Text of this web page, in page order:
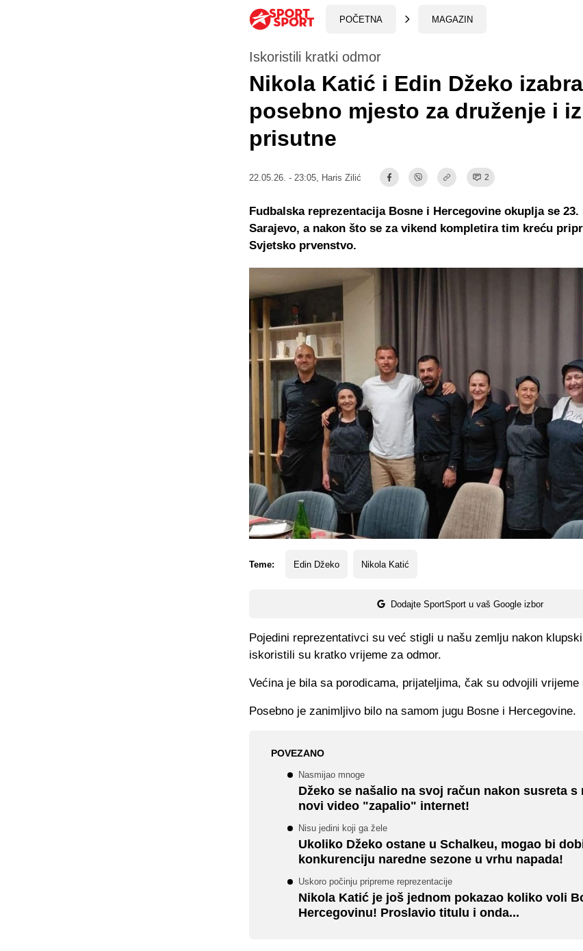
POČETNA MAGAZIN
Iskoristili kratki odmor
Nikola Katić i Edin Džeko
posebno mjesto za druženje i
prisutne
22.05.26. - 23:05, Haris Zilić 2
Teme: Edin Džeko Nikola Katić
Dodajte SportSport u vaš Google izbor
Fudbalska reprezentacija Bosne i Hercegovine okuplja se 23.
Sarajevo, a nakon što se za vikend kompletira tim kreću
Svjetsko prvenstvo.
Pojedini reprezentativci su već stigli u našu zemlju nakon
iskoristili su kratko vrijeme za odmor.
Većina je bila sa porodicama, prijateljima, čak su odvojili vrijeme
Posebno je zanimljivo bilo na samom jugu Bosne i Hercegovine.
POVEZANO
Nasmijao mnoge
Džeko se našalio na svoj račun nakon susreta s
novi video "zapalio" internet!
Nisu jedini koji ga žele
Ukoliko Džeko ostane u Schalkeu, mogao bi
konkurenciju naredne sezone u vrhu napada!
Uskoro počinju pripreme reprezentacije
Nikola Katić je još jednom pokazao koliko voli
Hercegovinu! Proslavio titulu i onda...